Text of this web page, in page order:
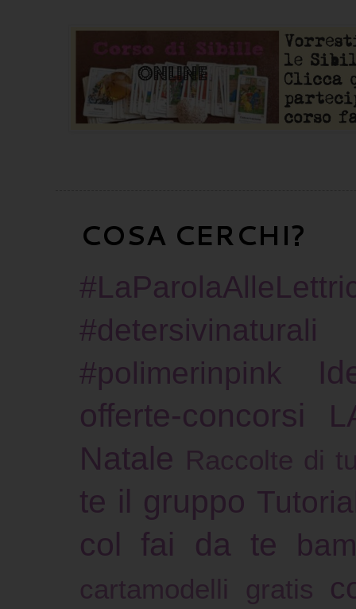
COSA CERCHI?
#detersivinaturali
#polimerinpink
offerte-concorsi
Natale Raccolte di
te il gruppo
col fai da te
cartamodelli gratis